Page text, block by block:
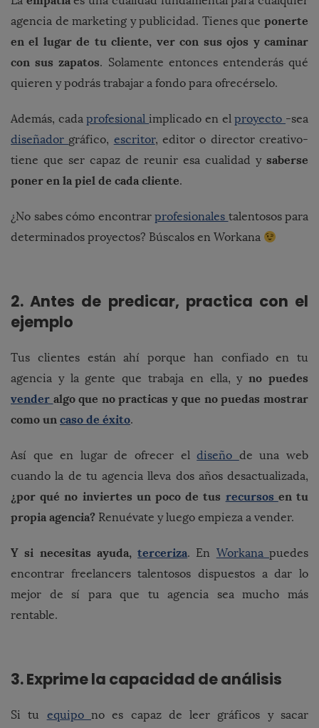
agencia de marketing y publicidad. Tienes que ponerte
en el lugar de tu cliente, ver con sus ojos y caminar
con sus zapatos. Solamente entonces entenderás qué
quieren y podrás trabajar a fondo para ofrecérselo.
Además, cadaprofesionalimplicado en elproyecto -sea
diseñador gráfico, escritor, editor o director creativo-
tiene que ser capaz de reunir esa cualidad y saberse
poner en la piel de cada cliente.
¿No sabes cómo encontrar profesionales talentosos para
determinados proyectos? Búscalos en Workana
2. Antes de predicar, practica con el
ejemplo
Tus clientes están ahí porque han confiado en tu
agencia y la gente que trabaja en ella, yno puedes
vender algo que no practicas y que no puedas mostrar
como un caso de éxito.
Así que en lugar de ofrecer eldiseño de una web
cuando la de tu agencia lleva dos años desactualizada,
¿por qué no inviertes un poco de tus recursos en tu
propia agencia? Renuévate y luego empieza a vender.
Y si necesitas ayuda,terceriza. En Workanapuedes
encontrar freelancers talentosos dispuestos a dar lo
mejor de sí para que tu agencia sea mucho más
rentable.
3. Exprime la capacidad de análisis
Si tu equipo no es capaz de leer gráficos y sacar